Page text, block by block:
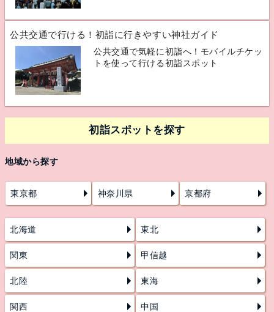
公共交通で行ける！初詣に行きやすい神社ガイド
公共交通で気軽に初詣へ！モバイルチケッ
トを使って行ける初詣スポット
初詣スポットを探す
地域から探す
東京都 神奈川県 京都府
北海道 東北
関東 甲信越
北陸 東海
関西 中国